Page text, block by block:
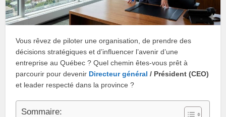
Vous rêvez de piloter une organisation, de prendre des
décisions stratégiques et d’influencer l’avenir d’une
entreprise au Québec ? Quel chemin êtes‑vous prêt à
parcourir pour devenir Directeur général / Président (CEO)
et leader respecté dans la province ?
Sommaire: